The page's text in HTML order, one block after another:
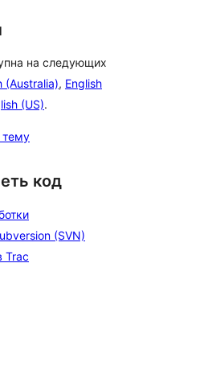
на следующих
(Australia), English
(US).
тему
код
(SVN)
Trac